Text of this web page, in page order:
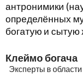
антронимики
определённых
богатую и сытую
Клеймо богача
Эксперты в